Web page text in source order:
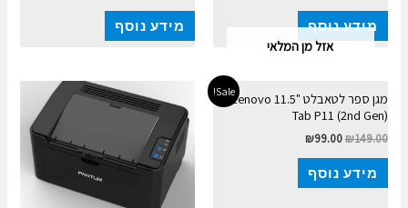
מידע נוסף מידע נוסף
Sale!
אזל מן המלאי
מגן ספר לטאבלט "11.5 Lenovo
Tab P11 (2nd Gen)
₪149.00
₪99.00
מידע נוסף